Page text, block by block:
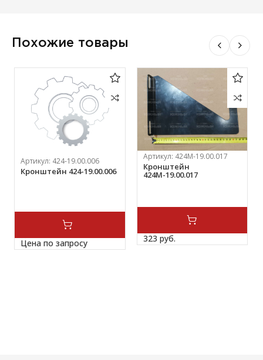
Похожие товары
Артикул: 424-19.00.006
Кронштейн 424-19.00.006
Цена по запросу
Артикул: 424М-19.00.017
Кронштейн
424М-19.00.017
323 руб.